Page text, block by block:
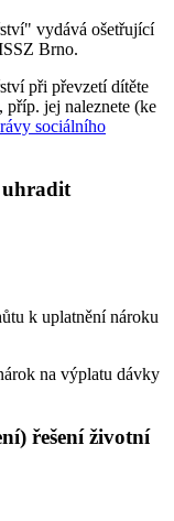
vydává ošetřující
Brno.
při převzetí dítěte
jej naleznete (ke
sociálního
uhradit
k uplatnění nároku
na výplatu dávky
řešení životní